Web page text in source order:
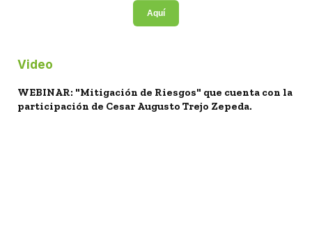
Aquí
Video
WEBINAR: "Mitigación de Riesgos" que cuenta con la
participación de Cesar Augusto Trejo Zepeda.